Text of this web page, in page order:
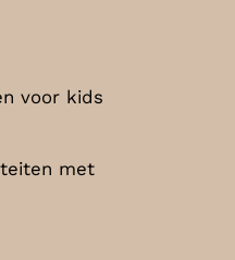
voor kids
met